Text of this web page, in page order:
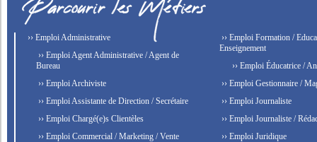
›› Emploi Administrative
›› Emploi Agent Administrative / Agent de
Bureau
›› Emploi Archiviste
›› Emploi Assistante de Direction / Secrétaire
›› Emploi Chargé(e)s Clientèles
›› Emploi Commercial / Marketing / Vente
›› Emploi Formation /
Enseignement
›› Emploi Éducatrice /
›› Emploi Gestionnaire /
›› Emploi Journaliste
›› Emploi Journaliste /
›› Emploi Juridique